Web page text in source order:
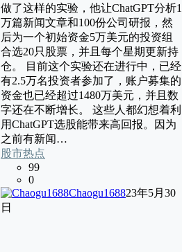
做了这样的实验，他让ChatGPT分析1
万篇新闻文章和100份公司研报，然
后为一个初始资金5万美元的投资组
合选20只股票，并且每个星期更新持
仓。 目前这个实验还在进行中，已经
有2.5万名投资者参加了，账户募集的
资金也已经超过1480万美元，并且数
字还在不断增长。 这些人都幻想着利
用ChatGPT选股能带来高回报。因为
之前有新闻…
股市热点
99
0
Chaogu168823年5月30
日